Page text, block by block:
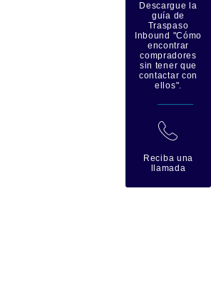
Descargue la
guía de
Traspaso
Inbound "Cómo
encontrar
compradores
sin tener que
contactar con
ellos".
拉
Reciba una
llamada